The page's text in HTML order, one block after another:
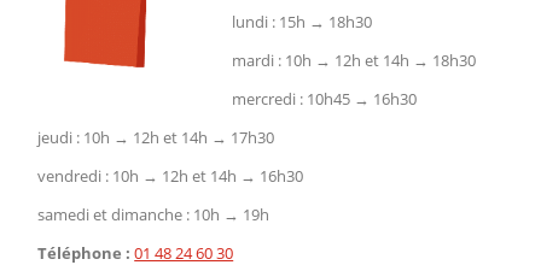
lundi : 15h → 18h30
mardi : 10h → 12h et 14h → 18h30
mercredi : 10h45 → 16h30
jeudi : 10h → 12h et 14h → 17h30
vendredi : 10h → 12h et 14h → 16h30
samedi et dimanche : 10h → 19h
Téléphone : 01 48 24 60 30